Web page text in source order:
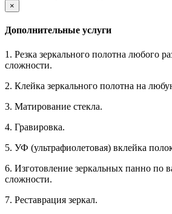
×
Дополнительные услуги
1. Резка зеркального полотна любого
сложности.
2. Клейка зеркального полотна на
3. Матирование стекла.
4. Гравировка.
5. УФ (ультрафиолетовая) вклейка
6. Изготовление зеркальных панно по
сложности.
7. Реставрация зеркал.